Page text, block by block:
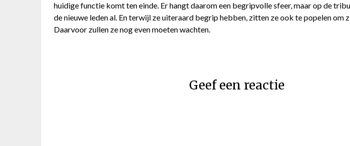
huidige functie komt ten einde. Er hangt daarom een begripvolle sfeer, maar op de
de nieuwe leden al. En terwijl ze uiteraard begrip hebben, zitten ze ook te popelen om
Daarvoor zullen ze nog even moeten wachten.
Geef een reactie